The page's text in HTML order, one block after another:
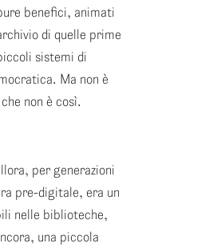
benefici, animati
di quelle prime
sistemi di
Ma non è
non è così.
per generazioni
pre-digitale, era un
nelle biblioteche,
una piccola